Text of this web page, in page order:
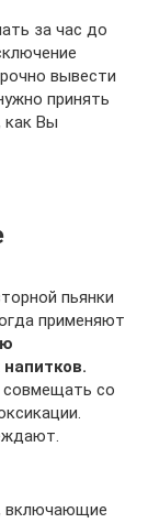
за час до
вывести
принять
как Вы
пьянки
применяют
совмещать со
включающие